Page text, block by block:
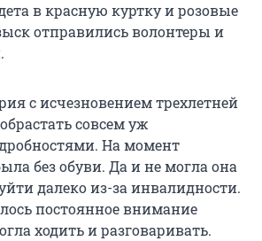
в красную куртку и розовые
отправились волонтеры и
с исчезновением трехлетней
совсем уж
На момент
без обуви. Да и не могла она
далеко из-за инвалидности.
постоянное внимание
ходить и разговаривать.